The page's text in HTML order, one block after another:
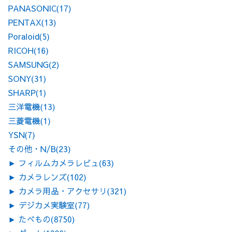
PANASONIC(17)
PENTAX(13)
Poraloid(5)
RICOH(16)
SAMSUNG(2)
SONY(31)
SHARP(1)
三洋電機(13)
三菱電機(1)
YSN(7)
その他・N/B(23)
► フィルムカメラレビュ(63)
► カメラレンズ(102)
► カメラ用品・アクセサリ(321)
► デジカメ実験室(77)
► たべもの(8750)